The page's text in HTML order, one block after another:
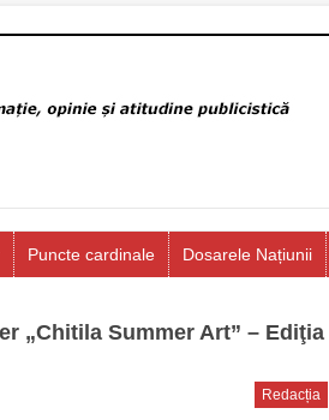
Puncte cardinale Dosarele Națiunii
„Chitila Summer Art” – Ediţia
Redacția